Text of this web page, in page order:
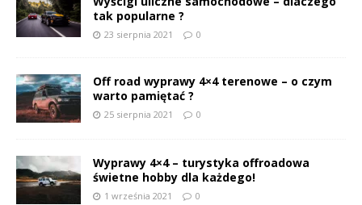
tak popularne ?
23 sierpnia 2021 0
Off road wyprawy 4×4 terenowe – o czym
warto pamiętać ?
25 sierpnia 2021 0
Wyprawy 4×4 – turystyka offroadowa
świetne hobby dla każdego!
1 września 2021 0